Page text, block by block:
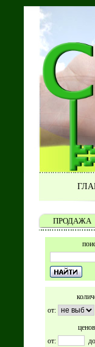
ПРОДАЖА
от:
от: